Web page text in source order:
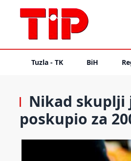
Tuzla - TK BiH
Nikad
poskupio za